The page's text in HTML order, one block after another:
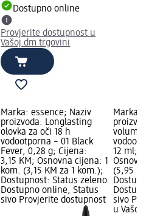
Dostupno online
Provjerite dostupnost u
Vašoj dm trgovini
Marka: essence; Naziv
proizvoda: Longlasting
olovka za oči 18 h
vodootporna – 01 Black
Fever, 0,28 g; Cijena:
3,15 KM; Osnovna cijena: 1
kom. (3,15 KM za 1 kom.);
Dostupnost: Status zeleno
Dostupno online, Status
sivo Provjerite dostupnost
Marka:
volume
12 ml;
(5,95
sivo
u Vašoj